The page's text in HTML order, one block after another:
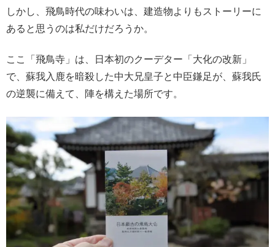
しかし、飛鳥時代の味わいは、建造物よりもストーリーに
あると思うのは私だけだろうか。
ここ「飛鳥寺」は、日本初のクーデター「大化の改新」
で、蘇我入鹿を暗殺した中大兄皇子と中臣鎌足が、蘇我氏
の逆襲に備えて、陣を構えた場所です。